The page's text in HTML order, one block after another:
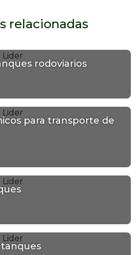
relacionadas
rodoviarios
para transporte de